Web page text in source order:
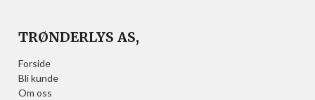
TRØNDERLYS AS,
Forside
Bli kunde
Om oss